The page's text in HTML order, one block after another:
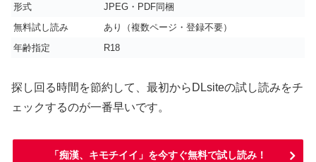
形式
JPEG・PDF同梱
無料試し読み
あり（複数ページ・登録不要）
年齢指定
R18
探し回る時間を節約して、最初からDLsiteの試し読みをチ
ェックするのが一番早いです。
「痴漢、キモチイイ」を今すぐ無料で試し読み！